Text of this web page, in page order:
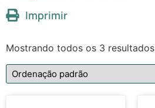
Imprimir
Mostrando todos os 3 resultados